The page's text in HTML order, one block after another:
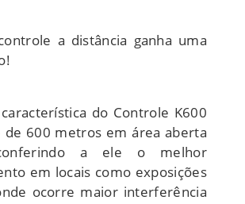
a distância ganha uma
do Controle K600
de 600 metros em área aberta
a ele o melhor
em locais como exposições
ocorre maior interferência